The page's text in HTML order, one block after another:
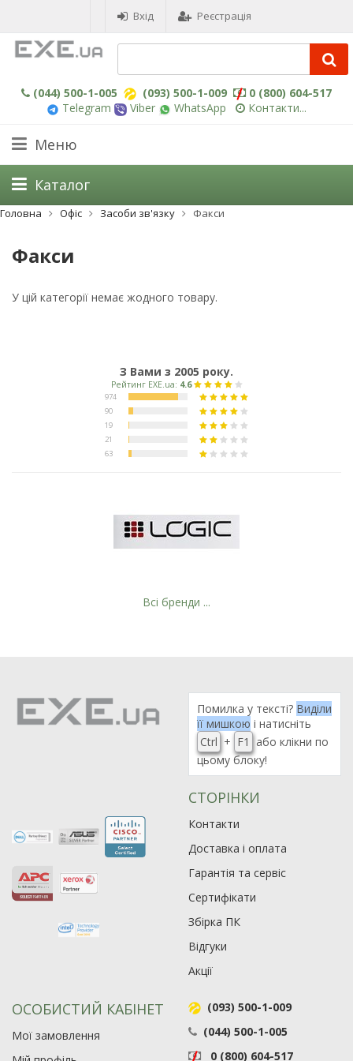
Вхід Реєстрація
(044) 500-1-005 (093) 500-1-009
0 (800) 604-517
Telegram
Viber WhatsApp Контакти...
Меню
Головна Офіс Засоби зв'язку Факси
Факси
У цій категорії немає жодного товару.
Каталог
З Вами з 2005 року.
Рейтинг EXE.ua:
974
90
63
Всі бренди ...
Помилка у тексті? Виділи
її мишкою і натисніть
Ctrl + F1
або клікни по
цьому блоку!
СТОРІНКИ
Контакти
Доставка і оплата
Гарантія та сервіс
Сертифікати
Збірка ПК
Відгуки
Акції
ОСОБИСТИЙ КАБІНЕТ
Мої замовлення
(093) 500-1-009
(044) 500-1-005
0 (800) 604-517